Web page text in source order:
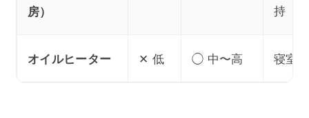
房）
持
オイルヒーター ✕ 低 ◯ 中〜高 寝室